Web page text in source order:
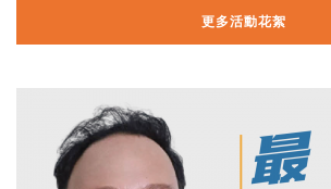
更多活動花絮